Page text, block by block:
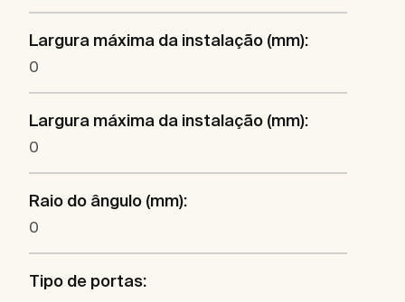
Largura máxima da instalação (mm):
0
Largura máxima da instalação (mm):
0
Raio do ângulo (mm):
0
Tipo de portas: